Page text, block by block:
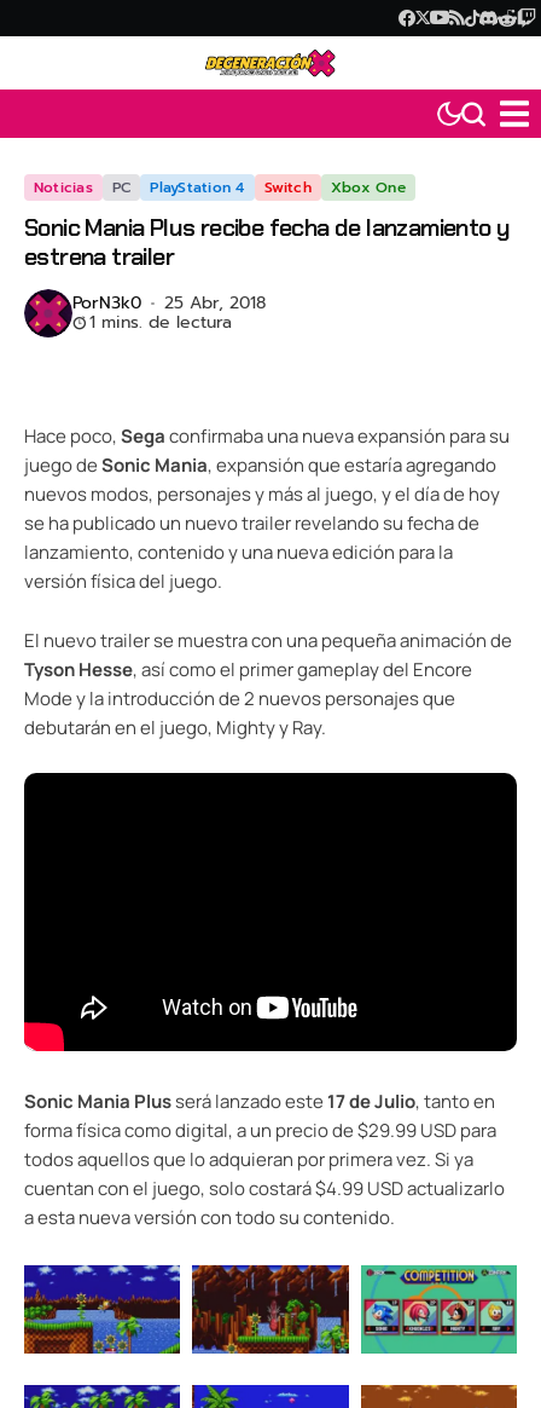
Noticias PC PlayStation 4 Switch Xbox One
Sonic Mania Plus recibe fecha de lanzamiento y
estrena trailer
PorN3k0 25 Abr, 2018
1 mins. de lectura
Hace poco,Segaconfirmaba una nueva expansión para su
juego deSonic Mania, expansión que estaría agregando
nuevos modos, personajes y más al juego, y el día de hoy
se ha publicado un nuevo trailer revelando su fecha de
lanzamiento, contenido y una nueva edición para la
versión física del juego.
El nuevo trailer se muestra con una pequeña animación de
Tyson Hesse, así como el primer gameplay del Encore
Mode y la introducción de 2 nuevos personajes que
debutarán en el juego, Mighty y Ray.
Sonic Mania Plusserá lanzado este 17 de Julio, tanto en
forma física como digital, a un precio de $29.99 USD para
todos aquellos que lo adquieran por primera vez. Si ya
cuentan con el juego, solo costará $4.99 USD actualizarlo
a esta nueva versión con todo su contenido.